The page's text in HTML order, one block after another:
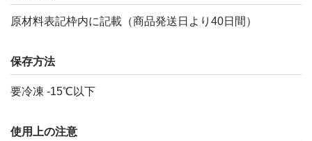
原材料表記枠内に記載（商品発送日より40日間）
保存方法
要冷凍 -15℃以下
使用上の注意